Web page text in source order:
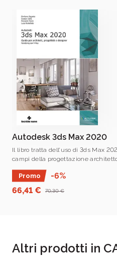
Cristian Sella
è co-fondatore
ormai da vent’anni nei settori
design, della meccanica, del
VFX. Nella professione ha
Autodesk 3D da AutoCAD a
Inventor (di cui è anche
Instructor) , fino a
Max, per il quale è istruttore
Inventor: negli anni lo ha
Autodesk 3ds Max 2020
Il libro tratta dell’uso di 3ds Max
campi della progettazione
del design e della meccanica.
Promo
-6%
66,41 €
70,30 €
Altri prodotti in